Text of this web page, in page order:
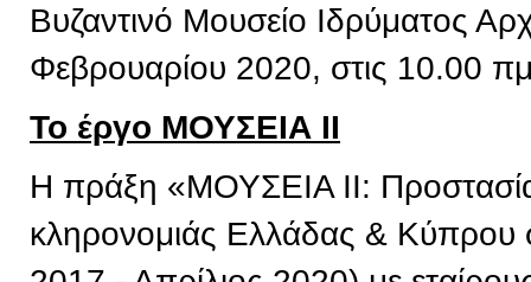
Βυζαντινό Μουσείο Ιδρύματος
Φεβρουαρίου 2020, στις 10.00
Το έργο ΜΟΥΣΕΙΑ ΙΙ
Η πράξη «ΜΟΥΣΕΙΑ ΙΙ: Προστασία
κληρονομιάς Ελλάδας & Κύπρου